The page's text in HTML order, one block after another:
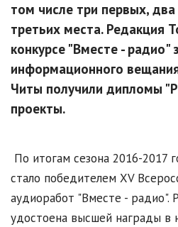
том числе три первых,
третьих места. Редакция
конкурсе "Вместе - радио"
информационного
Читы получили дипломы
проекты.
По итогам сезона 2016-2017
стало победителем XV
аудиоработ "Вместе - радио".
удостоена высшей награды в